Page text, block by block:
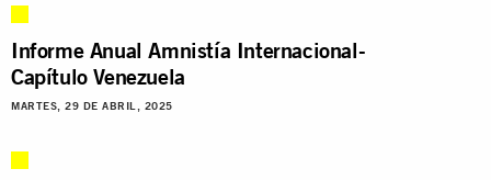
Informe Anual Amnistía Internacional-
Capítulo Venezuela
MARTES, 29 DE ABRIL, 2025